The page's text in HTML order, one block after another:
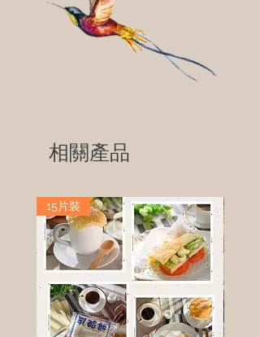
相關產品
15片裝